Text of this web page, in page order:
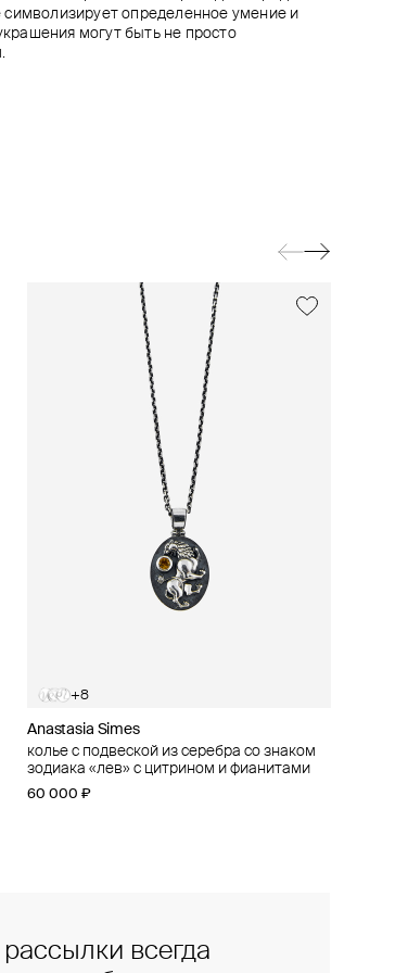
определенное умение и
могут быть не просто
+8
Anastasia Simes
колье с подвеской из серебра со знаком
зодиака «лев» с цитрином и фианитами
60 000 ₽
всегда